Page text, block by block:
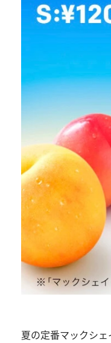
夏の定番マックシ